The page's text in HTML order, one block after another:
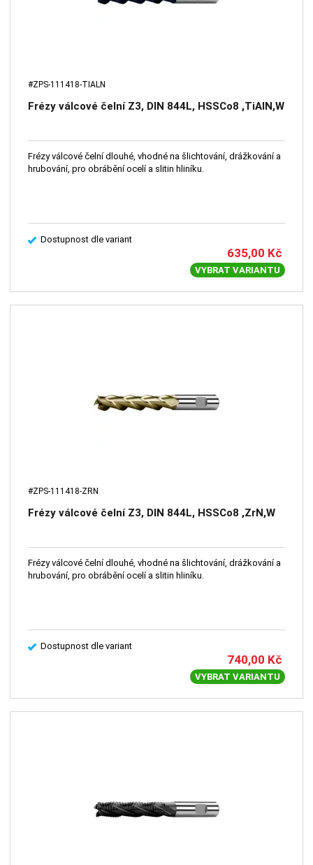
#ZPS-111418-TIALN
Frézy válcové čelní Z3, DIN 844L, HSSCo8 ,TiAlN,W
Frézy válcové čelní dlouhé, vhodné na šlichtování, drážkování a
hrubování, pro obrábění ocelí a slitin hliníku.
Dostupnost dle variant
635,00 Kč
VYBRAT VARIANTU
#ZPS-111418-ZRN
Frézy válcové čelní Z3, DIN 844L, HSSCo8 ,ZrN,W
Frézy válcové čelní dlouhé, vhodné na šlichtování, drážkování a
hrubování, pro obrábění ocelí a slitin hliníku.
Dostupnost dle variant
740,00 Kč
VYBRAT VARIANTU